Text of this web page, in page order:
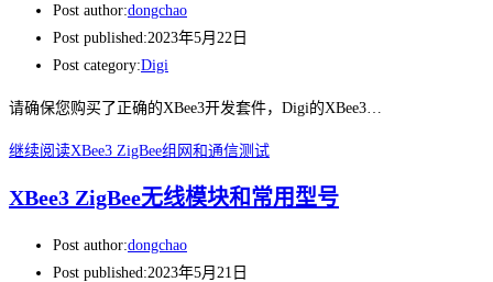
Post author:dongchao
Post published:2023年5月22日
Post category:Digi
请确保您购买了正确的XBee3开发套件，Digi的XBee3…
继续阅读XBee3 ZigBee组网和通信测试
XBee3 ZigBee无线模块和常用型号
Post author:dongchao
Post published:2023年5月21日